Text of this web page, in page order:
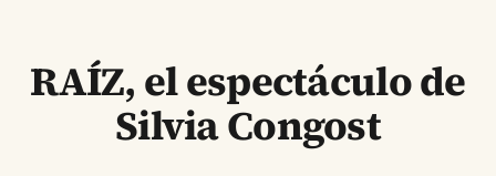
RAÍZ, el espectáculo de
Silvia Congost